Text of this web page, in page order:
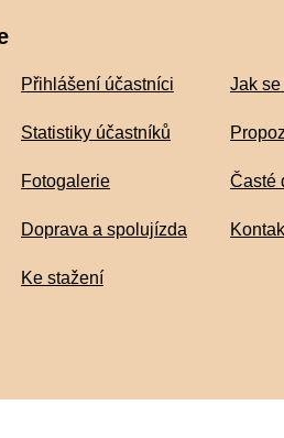
Přihlášení účastníci
Statistiky účastníků
Fotogalerie
Doprava a spolujízda
Ke stažení
Jak
Časté